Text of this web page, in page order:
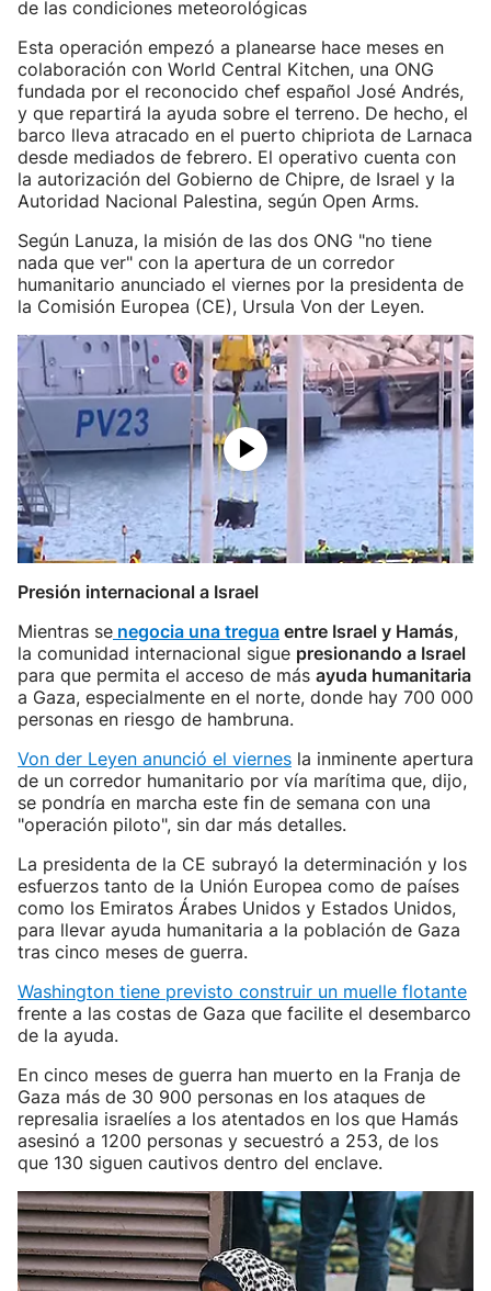
de las condiciones meteorológicas
Esta operación empezó a planearse hace meses en
colaboración con World Central Kitchen, una ONG
fundada por el reconocido chef español José Andrés,
y que repartirá la ayuda sobre el terreno. De hecho, el
barco lleva atracado en el puerto chipriota de Larnaca
desde mediados de febrero. El operativo cuenta con
la autorización del Gobierno de Chipre, de Israel y la
Autoridad Nacional Palestina, según Open Arms.
Según Lanuza, la misión de las dos ONG "no tiene
nada que ver" con la apertura de un corredor
humanitario anunciado el viernes por la presidenta de
la Comisión Europea (CE), Ursula Von der Leyen.
Presión internacional a Israel
Mientras se negocia una tregua entre Israel y Hamás,
la comunidad internacional sigue presionando a Israel
para que permita el acceso de más ayuda humanitaria
a Gaza, especialmente en el norte, donde hay 700 000
personas en riesgo de hambruna.
Von der Leyen anunció el viernes la inminente apertura
de un corredor humanitario por vía marítima que, dijo,
se pondría en marcha este fin de semana con una
"operación piloto", sin dar más detalles.
La presidenta de la CE subrayó la determinación y los
esfuerzos tanto de la Unión Europea como de países
como los Emiratos Árabes Unidos y Estados Unidos,
para llevar ayuda humanitaria a la población de Gaza
tras cinco meses de guerra.
Washington tiene previsto construir un muelle flotante
frente a las costas de Gaza que facilite el desembarco
de la ayuda.
En cinco meses de guerra han muerto en la Franja de
Gaza más de 30 900 personas en los ataques de
represalia israelíes a los atentados en los que Hamás
asesinó a 1200 personas y secuestró a 253, de los
que 130 siguen cautivos dentro del enclave.